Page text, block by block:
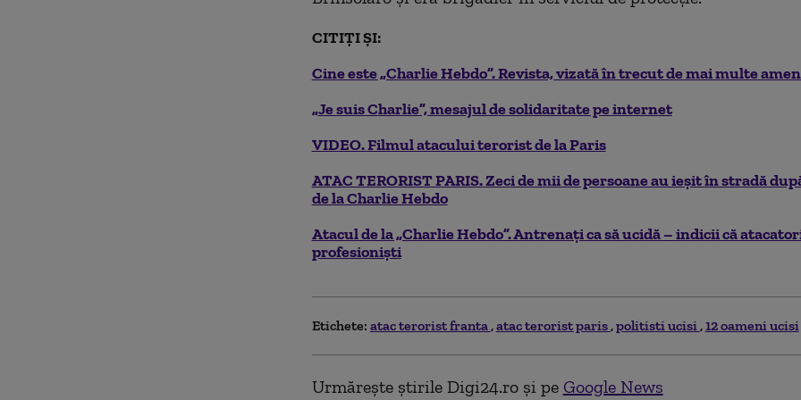
CITIȚI ȘI:
Cine este „Charlie Hebdo”. Revista, vizată în trecut de mai multe
„Je suis Charlie”, mesajul de solidaritate pe internet
VIDEO. Filmul atacului terorist de la Paris
ATAC TERORIST PARIS. Zeci de mii de persoane au ieșit în stradă
de la Charlie Hebdo
Atacul de la „Charlie Hebdo”. Antrenați ca să ucidă – indicii că
profesioniști
Etichete: atac terorist franta atac terorist paris politisti ucisi 12 oameni ucisi
Urmărește știrile Digi24.ro și pe Google News